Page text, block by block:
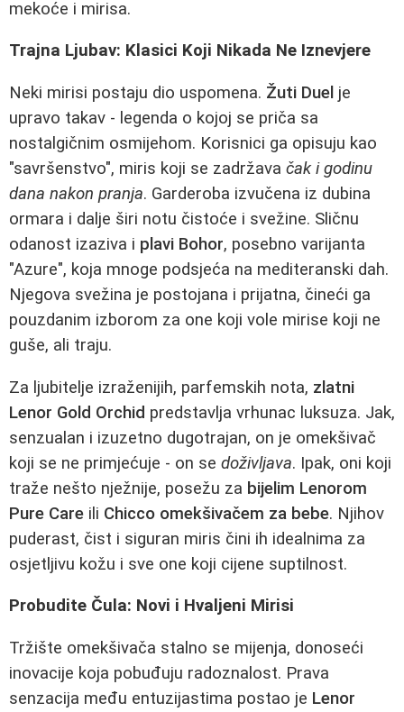
mekoće i mirisa.
Trajna Ljubav: Klasici Koji Nikada Ne Iznevjere
Neki mirisi postaju dio uspomena. Žuti Duel je
upravo takav - legenda o kojoj se priča sa
nostalgičnim osmijehom. Korisnici ga opisuju kao
"savršenstvo", miris koji se zadržava čak i godinu
dana nakon pranja. Garderoba izvučena iz dubina
ormara i dalje širi notu čistoće i svežine. Sličnu
odanost izaziva i plavi Bohor, posebno varijanta
"Azure", koja mnoge podsjeća na mediteranski dah.
Njegova svežina je postojana i prijatna, čineći ga
pouzdanim izborom za one koji vole mirise koji ne
guše, ali traju.
Za ljubitelje izraženijih, parfemskih nota, zlatni
Lenor Gold Orchid predstavlja vrhunac luksuza. Jak,
senzualan i izuzetno dugotrajan, on je omekšivač
koji se ne primjećuje - on se doživljava. Ipak, oni koji
traže nešto nježnije, posežu za bijelim Lenorom
Pure Care ili Chicco omekšivačem za bebe. Njihov
puderast, čist i siguran miris čini ih idealnima za
osjetljivu kožu i sve one koji cijene suptilnost.
Probudite Čula: Novi i Hvaljeni Mirisi
Tržište omekšivača stalno se mijenja, donoseći
inovacije koja pobuđuju radoznalost. Prava
senzacija među entuzijastima postao je Lenor